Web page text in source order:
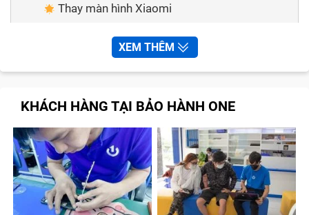
Thay màn hình Xiaomi
Thay pin Xiaomi
Thay vỏ Xiaomi
Cung cấp sạc, adapter Xiaomi chất lượng
Quy trình sửa chữa điện thoại Xiaomi nhanh
chóng tại Bảo Hành One
Bảo Hành One - Địa chỉ sửa chữa điện thoại
Xiaomi nhanh chóng
XEM THÊM
KHÁCH HÀNG TẠI BẢO HÀNH ONE